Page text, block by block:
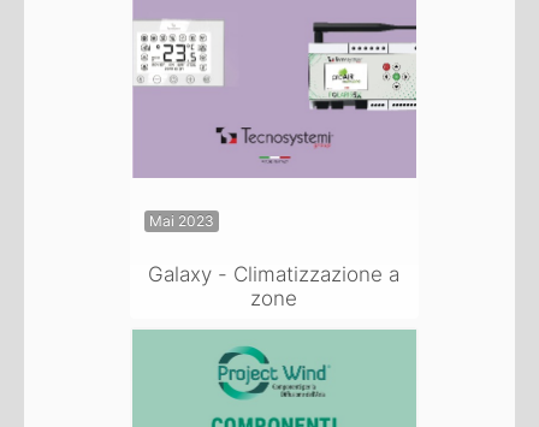
Mai 2023
Galaxy - Climatizzazione a
zone